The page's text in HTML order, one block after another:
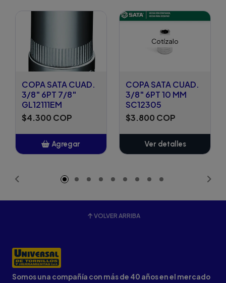
COPA SATA CUAD.
3/8" 6PT 7/8"
GL12111EM
$4.300 COP
Agregar
Cotízalo
COPA SATA CUAD.
3/8" 6PT 10 MM
SC12305
$3.800 COP
Ver detalles
VOLVER ARRIBA
Somos una compañía con más de 40 años en el mercado